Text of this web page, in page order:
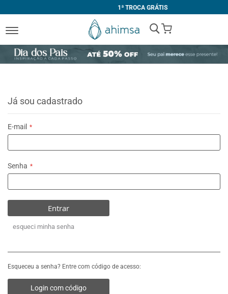
1ª TROCA GRÁTIS
My Cart
Já sou cadastrado
E-mail
Senha
Entrar
esqueci minha senha
Esqueceu a senha? Entre com código de acesso:
Login com código